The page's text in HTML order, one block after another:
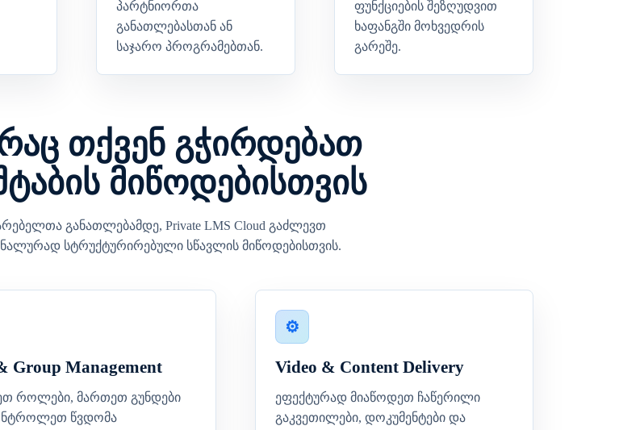
პარტნიორთა
განათლებასთან ან
საჯარო პროგრამებთან.
ფუნქციების შეზღუდვით
ხაფანგში მოხვედრის
გარეშე.
თქვენ გჭირდებათ
მიწოდებისთვის
განათლებამდე, Private LMS Cloud გაძლევთ
სტრუქტურირებული სწავლის მიწოდებისთვის.
Group Management
როლები, მართეთ გუნდები
წვდომა
Video & Content Delivery
ეფექტურად მიაწოდეთ ჩაწერილი
გაკვეთილები, დოკუმენტები და